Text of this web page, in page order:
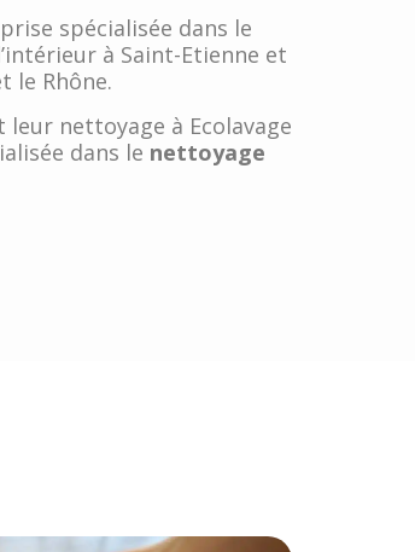
spécialisée dans le
à Saint-Etienne et
le Rhône.
leur nettoyage à Ecolavage
dans le nettoyage